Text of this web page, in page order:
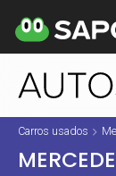
Carros usados